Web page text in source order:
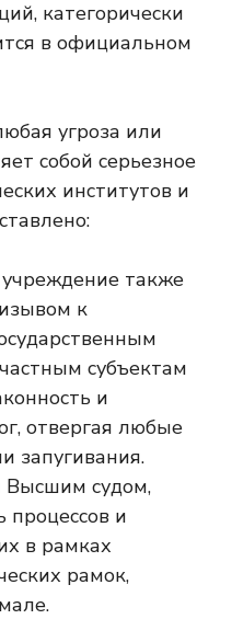
категорически
в официальном
также
к
субъектам
и
отвергая любые
запугивания.
Высшим судом,
процессов и
в рамках
рамок,